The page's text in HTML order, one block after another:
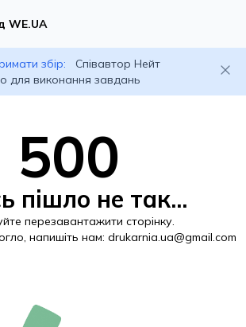
WE.UA
збір:
Співавтор Нейт
для виконання завдань
500
пішло не так...
перезавантажити сторінку.
напишіть нам: drukarnia.ua@gmail.com